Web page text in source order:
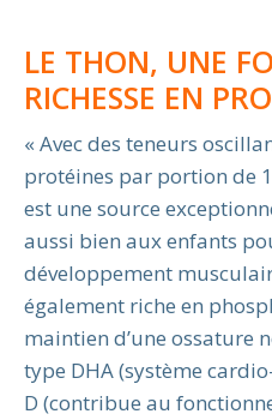
LE THON, UNE
RICHESSE EN
« Avec des teneurs
protéines par portion de
est une source
aussi bien aux enfants
développement
également riche en
maintien d’une ossature
type DHA (système
D (contribue au